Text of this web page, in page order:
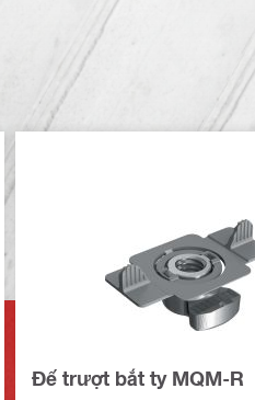
Đế trượt bắt ty MQM-R